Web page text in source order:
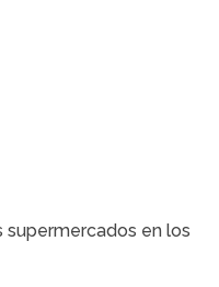
supermercados en los